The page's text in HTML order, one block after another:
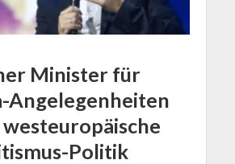
Minister für
Angelegenheiten
Politik